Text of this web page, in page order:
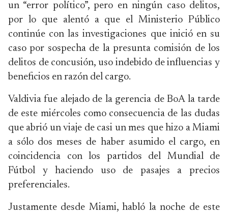
un “error político”, pero en ningún caso delitos,
por lo que alentó a que el Ministerio Público
continúe con las investigaciones que inició en su
caso por sospecha de la presunta comisión de los
delitos de concusión, uso indebido de influencias y
beneficios en razón del cargo.
Valdivia fue alejado de la gerencia de BoA la tarde
de este miércoles como consecuencia de las dudas
que abrió un viaje de casi un mes que hizo a Miami
a sólo dos meses de haber asumido el cargo, en
coincidencia con los partidos del Mundial de
Fútbol y haciendo uso de pasajes a precios
preferenciales.
Justamente desde Miami, habló la noche de este